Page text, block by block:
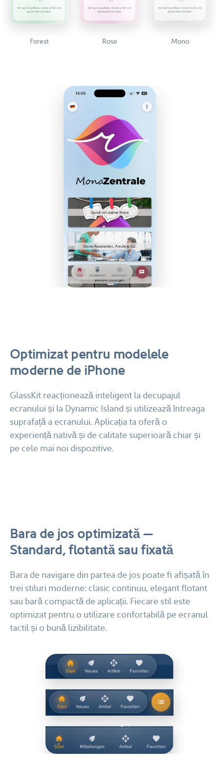
Forest Rose Mono
Optimizat pentru modelele
moderne de iPhone
GlassKit reacționează inteligent la decupajul
ecranului și la Dynamic Island și utilizează întreaga
suprafață a ecranului. Aplicația ta oferă o
experiență nativă și de calitate superioară chiar și
pe cele mai noi dispozitive.
Bara de jos optimizată —
Standard, flotantă sau fixată
Bara de navigare din partea de jos poate fi afișată în
trei stiluri moderne: clasic continuu, elegant flotant
sau bară compactă de aplicații. Fiecare stil este
optimizat pentru o utilizare confortabilă pe ecranul
tactil și o bună lizibilitate.